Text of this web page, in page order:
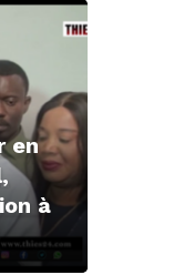
en
à